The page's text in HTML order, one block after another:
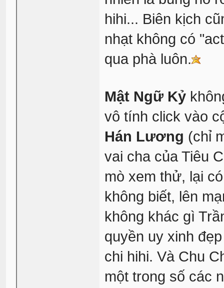
hihi... Biên kịch
nhạt không có
qua phà luôn.
Mật Ngữ Kỷ
vô tính click vào
Hán Lương (chỉ
vai cha của Tiêu
mò xem thử, lại
không biết, lên
không khác gì
quyền uy xinh
chi hihi. Và Chu
một trong số các